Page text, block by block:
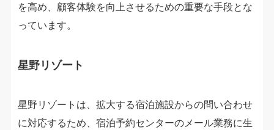
を高め、顧客体験を向上させるための重要な手段とな
っています。
星野リゾート
星野リゾートは、拡大する宿泊施設からの問い合わせ
に対応するため、宿泊予約センターのメール業務に生